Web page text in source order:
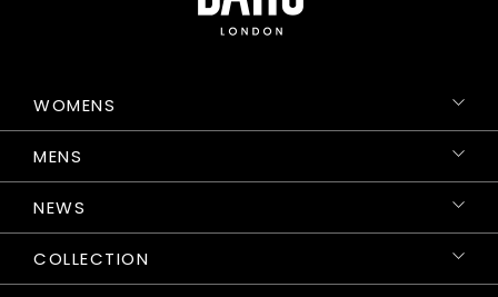
WOMENS
MENS
NEWS
COLLECTION